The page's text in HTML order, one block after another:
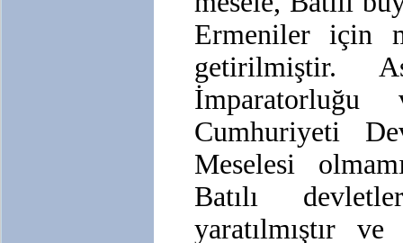
Ermeniler için
getirilmiştir.
Cumhuriyeti
Meselesi
Batılı
yaratılmıştır